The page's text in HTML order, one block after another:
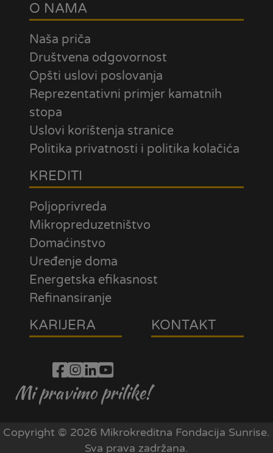
O NAMA
Naša priča
Društvena odgovornost
Opšti uslovi poslovanja
Reprezentativni primjer kamatnih
stopa
Uslovi korištenja stranice
Politika privatnosti i politika kolačića
KREDITI
Poljoprivreda
Mikropreduzetništvo
Domaćinstvo
Uređenje doma
Energetska efikasnost
Refinansiranje
KARIJERA KONTAKT
Mi pravimo prilike!
Copyright © 2026 Mikrokreditna Fondacija Sunrise.
Sva prava zadržana.